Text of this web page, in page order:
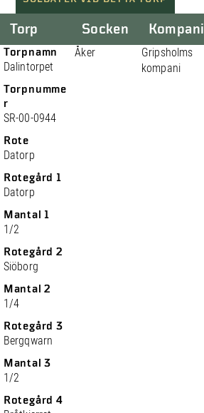
Torp
Torpnamn
Dalintorpet
Torpnumme
r
SR-00-0944
Rote
Datorp
Rotegård 1
Datorp
Mantal 1
1/2
Rotegård 2
Siöborg
Mantal 2
1/4
Rotegård 3
Bergqwarn
Mantal 3
1/2
Rotegård 4
Socken
Åker
Kompani
Gripsholms
kompani